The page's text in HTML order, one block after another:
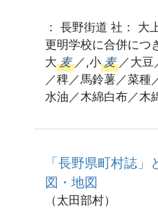
： 長野街道 社： 大
更明学校に合併につ
大 麦 ／,小 麦 ／大
／稗／馬鈴薯／菜種
水油／木綿白布／木
「長野県町村誌
図・地図
（太田部村）